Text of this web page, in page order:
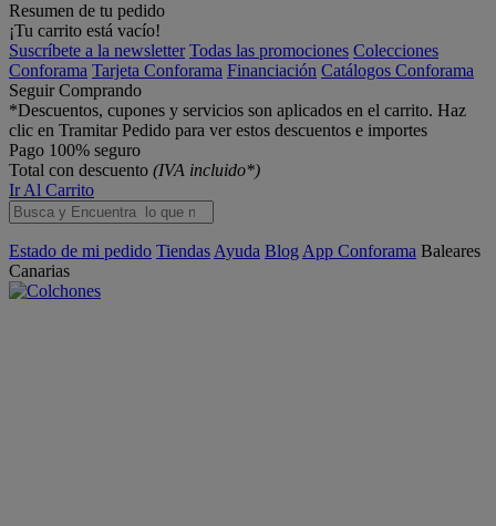
Resumen de tu pedido
¡Tu carrito está vacío!
Suscríbete a la newsletter Todas las promociones Colecciones
Conforama Tarjeta Conforama Financiación Catálogos Conforama
Seguir Comprando
*Descuentos, cupones y servicios son aplicados en el carrito. Haz
clic en Tramitar Pedido para ver estos descuentos e importes
Pago 100% seguro
Total con descuento (IVA incluido*)
Ir Al Carrito
Estado de mi pedido Tiendas Ayuda Blog App Conforama Baleares
Canarias